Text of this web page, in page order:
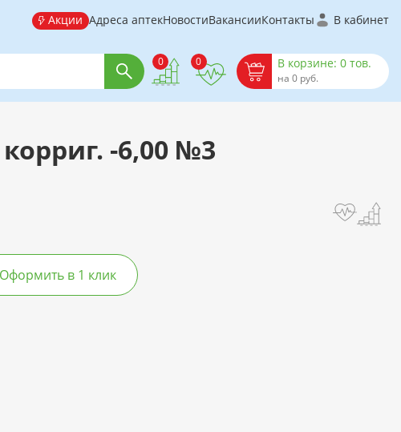
Акции Адреса аптекНовостиВакансииКонтакты В кабинет
0 0 В корзине: 0 тов.
на 0 руб.
-6,00 №3
Оформить в 1 клик